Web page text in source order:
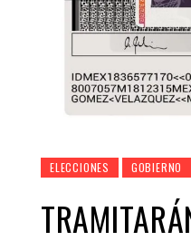
ELECCIONES GOBIERNO